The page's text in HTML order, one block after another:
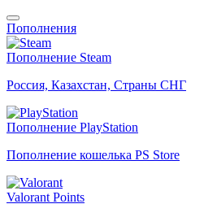
Пополнения
Пополнение Steam
Россия, Казахстан, Страны СНГ
Пополнение PlayStation
Пополнение кошелька PS Store
Valorant Points